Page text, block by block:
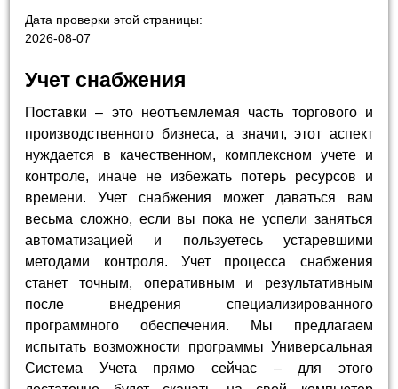
Дата проверки этой страницы:
2026-08-07
Учет снабжения
Поставки – это неотъемлемая часть торгового и
производственного бизнеса, а значит, этот аспект
нуждается в качественном, комплексном учете и
контроле, иначе не избежать потерь ресурсов и
времени. Учет снабжения может даваться вам
весьма сложно, если вы пока не успели заняться
автоматизацией и пользуетесь устаревшими
методами контроля. Учет процесса снабжения
станет точным, оперативным и результативным
после внедрения специализированного
программного обеспечения. Мы предлагаем
испытать возможности программы Универсальная
Система Учета прямо сейчас – для этого